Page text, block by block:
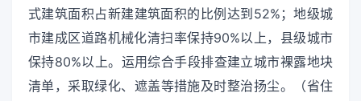
式建筑面积占新建建筑面积的比例达到52%；地级城
市建成区道路机械化清扫率保持90%以上，县级城市
保持80%以上。运用综合手段排查建立城市裸露地块
清单，采取绿化、遮盖等措施及时整治扬尘。（省住